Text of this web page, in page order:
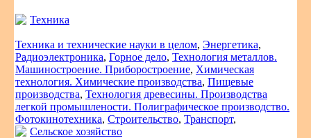
Техника
Техника и технические науки в целом, Энергетика,
Радиоэлектроника, Горное дело, Технология металлов.
Машиностроение. Приборостроение, Химическая
технология. Химические производства, Пищевые
производства, Технология древесины. Производства
легкой промышлености. Полиграфическое производство.
Фотокинотехника, Строительство, Транспорт,
Сельское хозяйство